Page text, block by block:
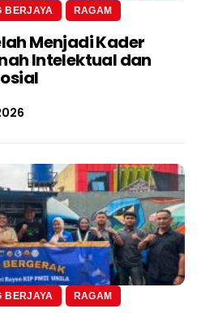
BERJAYA RAGAM
Menjadi Kader
Intelektual dan
BERJAYA RAGAM